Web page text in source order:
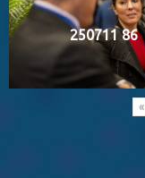
250711 86
«